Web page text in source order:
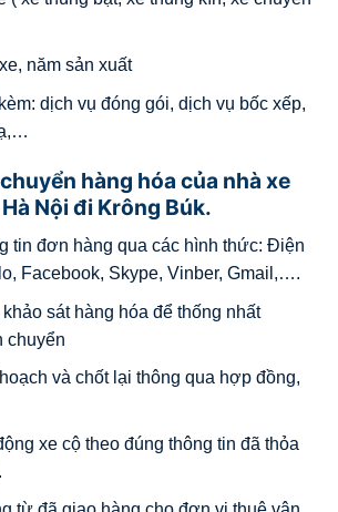
năm sản xuất
dịch vụ đóng gói, dịch vụ bốc xếp,
hàng hóa của nhà xe
Nội đi Krông Búk.
tin đơn hàng qua các hình thức: Điện
Facebook, Skype, Vinber, Gmail,….
sát hàng hóa để thống nhất
chuyển
và chốt lại thông qua hợp đồng,
xe cộ theo đúng thông tin đã thỏa